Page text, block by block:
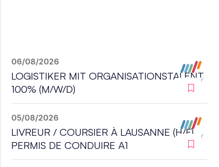
06/08/2026
LOGISTIKER MIT ORGANISATIONSTALENT
100% (M/W/D)
05/08/2026
LIVREUR / COURSIER À LAUSANNE (H/F)
PERMIS DE CONDUIRE A1